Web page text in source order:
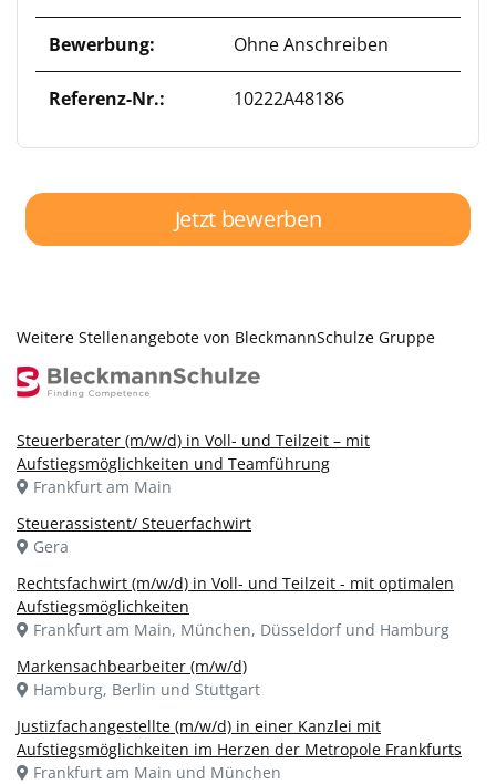
Bewerbung: Ohne Anschreiben
Referenz-Nr.: 10222A48186
Jetzt bewerben
Weitere Stellenangebote von BleckmannSchulze Gruppe
Steuerberater (m/w/d) in Voll- und Teilzeit – mit
Aufstiegsmöglichkeiten und Teamführung
Frankfurt am Main
Steuerassistent/ Steuerfachwirt
Gera
Rechtsfachwirt (m/w/d) in Voll- und Teilzeit - mit optimalen
Aufstiegsmöglichkeiten
Frankfurt am Main, München, Düsseldorf und Hamburg
Markensachbearbeiter (m/w/d)
Hamburg, Berlin und Stuttgart
Justizfachangestellte (m/w/d) in einer Kanzlei mit
Aufstiegsmöglichkeiten im Herzen der Metropole Frankfurts
Frankfurt am Main und München